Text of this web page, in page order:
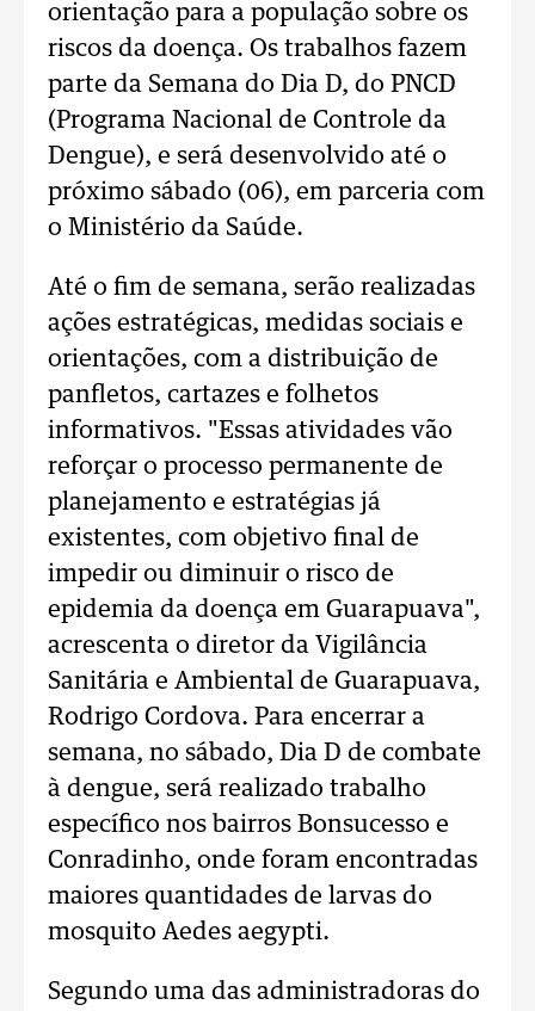
orientação para a população sobre os
riscos da doença. Os trabalhos fazem
parte da Semana do Dia D, do PNCD
(Programa Nacional de Controle da
Dengue), e será desenvolvido até o
próximo sábado (06), em parceria com
o Ministério da Saúde.
Até o fim de semana, serão realizadas
ações estratégicas, medidas sociais e
orientações, com a distribuição de
panfletos, cartazes e folhetos
informativos. "Essas atividades vão
reforçar o processo permanente de
planejamento e estratégias já
existentes, com objetivo final de
impedir ou diminuir o risco de
epidemia da doença em Guarapuava",
acrescenta o diretor da Vigilância
Sanitária e Ambiental de Guarapuava,
Rodrigo Cordova. Para encerrar a
semana, no sábado, Dia D de combate
à dengue, será realizado trabalho
específico nos bairros Bonsucesso e
Conradinho, onde foram encontradas
maiores quantidades de larvas do
mosquito Aedes aegypti.
Segundo uma das administradoras do